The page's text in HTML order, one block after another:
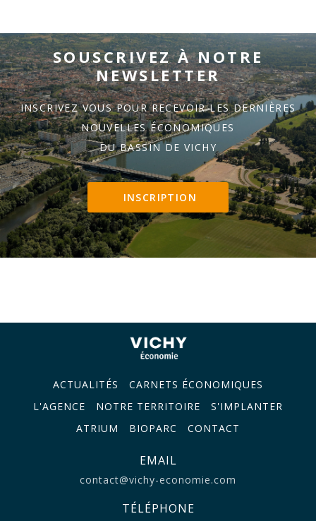
SOUSCRIVEZ À NOTRE
NEWSLETTER
INSCRIVEZ VOUS POUR RECEVOIR LES DERNIÈRES
NOUVELLES ÉCONOMIQUES
DU BASSIN DE VICHY
INSCRIPTION
ACTUALITÉS
CARNETS ÉCONOMIQUES
L'AGENCE
NOTRE TERRITOIRE
S'IMPLANTER
ATRIUM
BIOPARC CONTACT
EMAIL
contact@vichy-economie.com
TÉLÉPHONE